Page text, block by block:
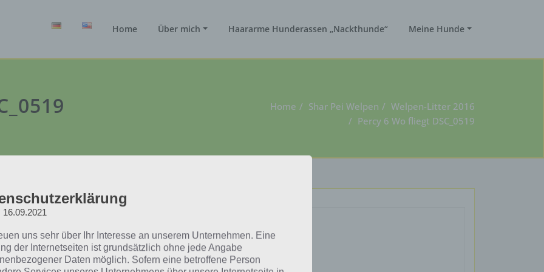
Home Über mich Haararme Hunderassen „Nackthunde“ Meine Hunde
Home Shar Pei Welpen
Welpen-Litter 2016
Percy 6 Wo fliegt DSC_0519
16.09.2021
uns sehr über Ihr Interesse an unserem Unternehmen. Eine
der Internetseiten ist grundsätzlich ohne jede Angabe
Daten möglich. Sofern eine betroffene Person